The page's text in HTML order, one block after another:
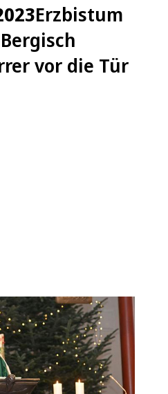
Erzbistum
vor die Tür